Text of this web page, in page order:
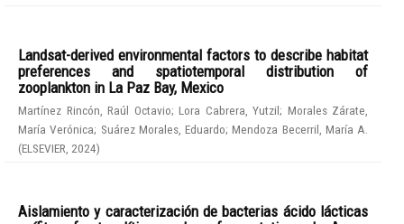
Landsat-derived environmental factors to describe habitat
preferences and spatiotemporal distribution of
zooplankton in La Paz Bay, Mexico
Martínez Rincón, Raúl Octavio; Lora Cabrera, Yutzil; Morales Zárate,
María Verónica; Suárez Morales, Eduardo;Mendoza Becerril, María A.
(ELSEVIER 2024)
Aislamiento y caracterización de bacterias ácido lácticas